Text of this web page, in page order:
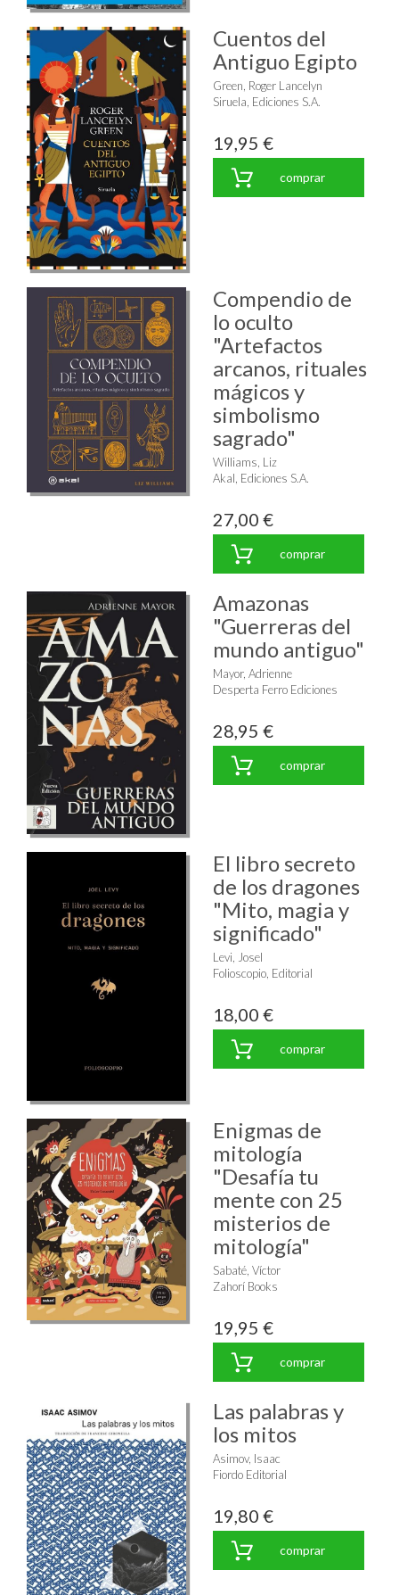
Cuentos del
Antiguo Egipto
Green, Roger Lancelyn
Siruela, Ediciones S.A.
19,95 €
comprar
Compendio de
lo oculto
"Artefactos
arcanos, rituales
mágicos y
simbolismo
sagrado"
Williams, Liz
Akal, Ediciones S.A.
27,00 €
comprar
Amazonas
"Guerreras del
mundo antiguo"
Mayor, Adrienne
Desperta Ferro Ediciones
28,95 €
comprar
El libro secreto
de los dragones
"Mito, magia y
significado"
Levi, Josel
Folioscopio, Editorial
18,00 €
comprar
Enigmas de
mitología
"Desafía tu
mente con 25
misterios de
mitología"
Sabaté, Víctor
Zahorí Books
19,95 €
comprar
Las palabras y
los mitos
Asimov, Isaac
Fiordo Editorial
19,80 €
comprar